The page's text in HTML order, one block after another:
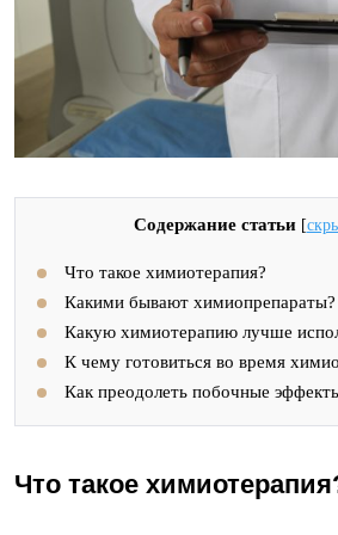
Содержание статьи [
Что такое химиотерапия?
Какими бывают химиопрепараты?
Какую химиотерапию лучше
К чему готовиться во время
Как преодолеть побочные
Что такое